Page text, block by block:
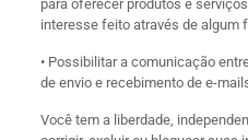
para oferecer produtos e
interesse feito através de algum
• Possibilitar a comunicação
de envio e recebimento de e-
Você tem a liberdade,